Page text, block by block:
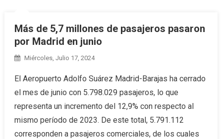
Más de 5,7 millones de pasajeros pasaron
por Madrid en junio
Miércoles, Julio 17, 2024
El Aeropuerto Adolfo Suárez Madrid-Barajas ha cerrado
el mes de junio con 5.798.029 pasajeros, lo que
representa un incremento del 12,9% con respecto al
mismo período de 2023. De este total, 5.791.112
corresponden a pasajeros comerciales, de los cuales